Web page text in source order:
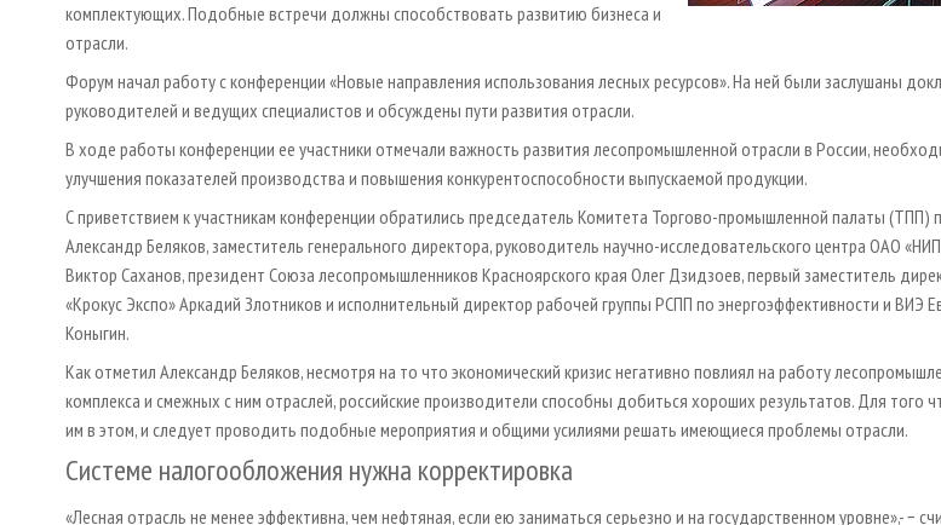
комплектующих. Подобные встречи должны способствовать развитию бизнеса и
отрасли.
Форум начал работу с конференции «Новые направления использования лесных ресурсов». На ней были заслушаны
руководителей и ведущих специалистов и обсуждены пути развития отрасли.
В ходе работы конференции ее участники отмечали важность развития лесопромышленной отрасли в России,
улучшения показателей производства и повышения конкурентоспособности выпускаемой продукции.
С приветствием к участникам конференции обратились председатель Комитета Торгово-промышленной палаты (ТПП)
Александр Беляков, заместитель генерального директора, руководитель научно-исследовательского центра ОАО
Виктор Саханов, президент Союза лесопромышленников Красноярского края Олег Дзидзоев, первый заместитель
«Крокус Экспо» Аркадий Злотников и исполнительный директор рабочей группы РСПП по энергоэффективности и ВИЭ
Коныгин.
Как отметил Александр Беляков, несмотря на то что экономический кризис негативно повлиял на работу
комплекса и смежных с ним отраслей, российские производители способны добиться хороших результатов. Для того
им в этом, и следует проводить подобные мероприятия и общими усилиями решать имеющиеся проблемы отрасли.
Системе налогообложения нужна корректировка
«Лесная отрасль не менее эффективна, чем нефтяная, если ею заниматься серьезно и на государственном уровне»,- −